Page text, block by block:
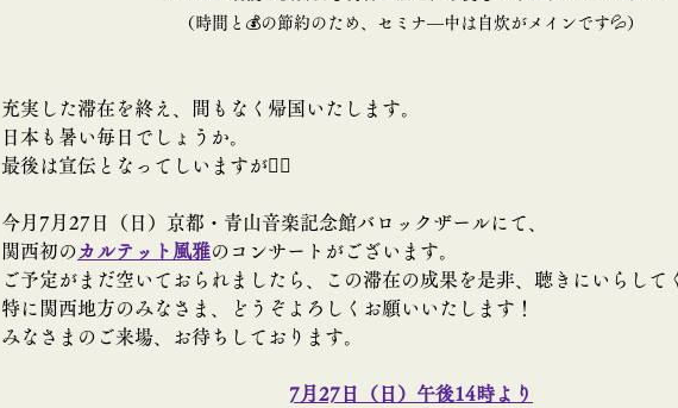
（時間と💰の節約のため、セミナ―中は自炊がメインです💦）
充実した滞在を終え、間もなく帰国いたします。
日本も暑い毎日でしょうか。
最後は宣伝となってしいますが🙇‍♂️
今月 7月27日（日）京都・青山音楽記念館バロックザールにて、
関西初の カルテット風雅のコンサートがございます。
ご予定がまだ空いておられましたら、この滞在の成果を是非、聴きにいらして
特に関西地方のみなさま、どうぞよろしくお願いいたします！
みなさまのご来場、お待ちしております。
7月27日（日）午後14時より